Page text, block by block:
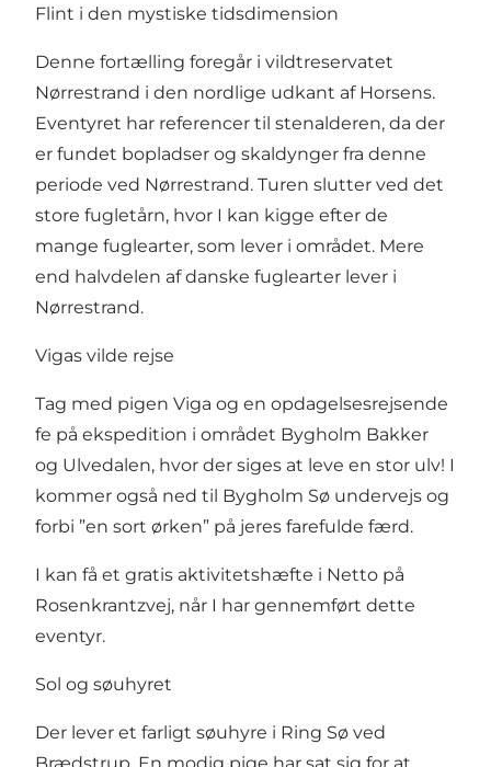
Flint i den mystiske tidsdimension
Denne fortælling foregår i vildtreservatet
Nørrestrand i den nordlige udkant af Horsens.
Eventyret har referencer til stenalderen, da der
er fundet bopladser og skaldynger fra denne
periode ved Nørrestrand. Turen slutter ved det
store fugletårn, hvor I kan kigge efter de
mange fuglearter, som lever i området. Mere
end halvdelen af danske fuglearter lever i
Nørrestrand.
Vigas vilde rejse
Tag med pigen Viga og en opdagelsesrejsende
fe på ekspedition i området Bygholm Bakker
og Ulvedalen, hvor der siges at leve en stor ulv! I
kommer også ned til Bygholm Sø undervejs og
forbi ”en sort ørken” på jeres farefulde færd.
I kan få et gratis aktivitetshæfte i Netto på
Rosenkrantzvej, når I har gennemført dette
eventyr.
Sol og søuhyret
Der lever et farligt søuhyre i Ring Sø ved
Brædstrup. En modig pige har sat sig for at